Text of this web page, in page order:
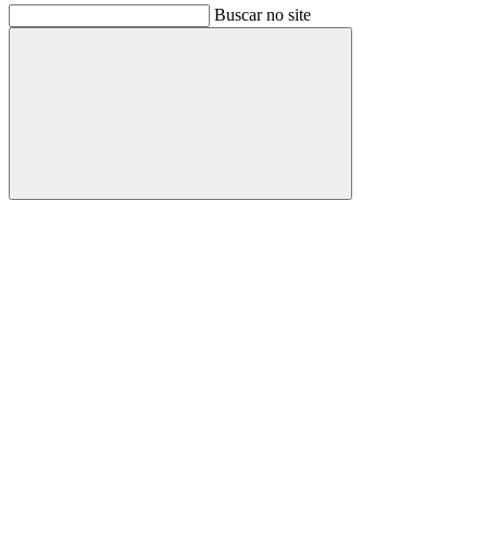
Buscar no site
Buscar